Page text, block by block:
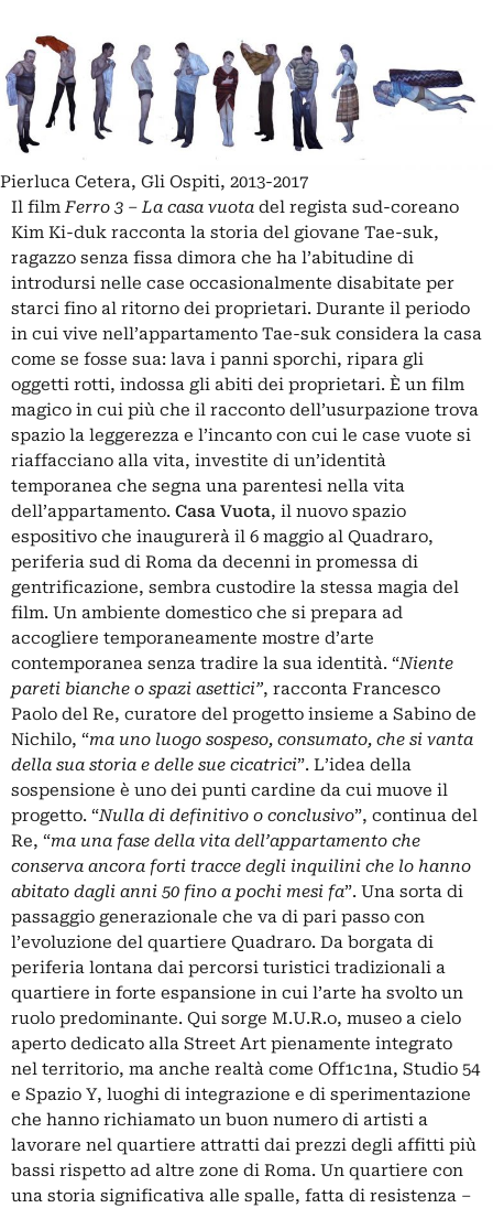
Pierluca Cetera, Gli Ospiti, 2013-2017
Il filmFerro 3 – La casa vuota del regista sud-coreano
Kim Ki-duk racconta la storia del giovane Tae-suk,
ragazzo senza fissa dimora che ha l’abitudine di
introdursi nelle case occasionalmente disabitate per
starci fino al ritorno dei proprietari. Durante il periodo
in cui vive nell’appartamento Tae-suk considera la casa
come se fosse sua: lava i panni sporchi, ripara gli
oggetti rotti, indossa gli abiti dei proprietari. È un film
magico in cui più che il racconto dell’usurpazione trova
spazio la leggerezza e l’incanto con cui le case vuote si
riaffacciano alla vita, investite di un’identità
temporanea che segna una parentesi nella vita
dell’appartamento. Casa Vuota, il nuovo spazio
espositivo che inaugurerà il 6 maggio al Quadraro,
periferia sud di Roma da decenni in promessa di
gentrificazione, sembra custodire la stessa magia del
film. Un ambiente domestico che si prepara ad
accogliere temporaneamente mostre d’arte
contemporanea senza tradire la sua identità. “Niente
pareti bianche o spazi asettici”, racconta Francesco
Paolo del Re, curatore del progetto insieme a Sabino de
Nichilo, “ma uno luogo sospeso, consumato, che si vanta
della sua storia e delle sue cicatrici”. L’idea della
sospensione è uno dei punti cardine da cui muove il
progetto. “Nulla di definitivo o conclusivo”, continua del
Re, “ma una fase della vita dell’appartamento che
conserva ancora forti tracce degli inquilini che lo hanno
abitato dagli anni 50 fino a pochi mesi fa”. Una sorta di
passaggio generazionale che va di pari passo con
l’evoluzione del quartiere Quadraro. Da borgata di
periferia lontana dai percorsi turistici tradizionali a
quartiere in forte espansione in cui l’arte ha svolto un
ruolo predominante. Qui sorge M.U.R.o, museo a cielo
aperto dedicato alla Street Art pienamente integrato
nel territorio, ma anche realtà come Off1c1na, Studio 54
e Spazio Y, luoghi di integrazione e di sperimentazione
che hanno richiamato un buon numero di artisti a
lavorare nel quartiere attratti dai prezzi degli affitti più
bassi rispetto ad altre zone di Roma. Un quartiere con
una storia significativa alle spalle, fatta di resistenza –